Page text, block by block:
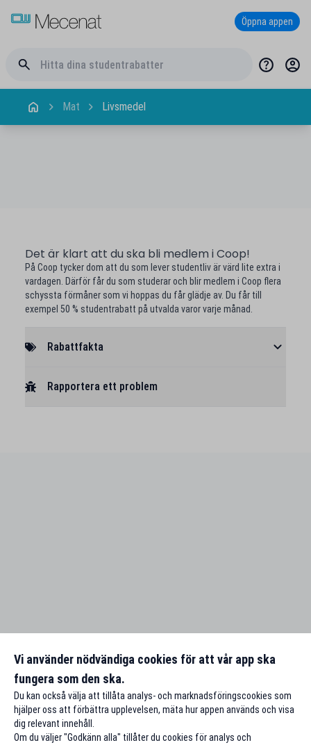
Öppna appen
Mat Livsmedel
Det är klart att du ska bli medlem i Coop!
På Coop tycker dom att du som lever studentliv är värd lite extra i
vardagen. Därför får du som studerar och blir medlem i Coop flera
schyssta förmåner som vi hoppas du får glädje av. Du får till
exempel 50 % studentrabatt på utvalda varor varje månad.
Rabattfakta
Rapportera ett problem
Vi använder nödvändiga cookies för att vår app ska
fungera som den ska.
Du kan också välja att tillåta analys- och marknadsföringscookies som
hjälper oss att förbättra upplevelsen, mäta hur appen används och visa
dig relevant innehåll.
Om du väljer "Godkänn alla" tillåter du cookies för analys och